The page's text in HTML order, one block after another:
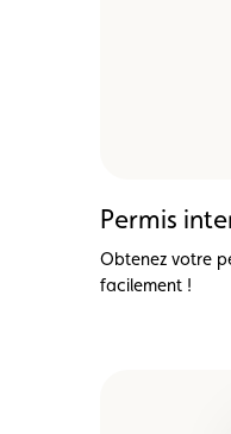
Permis
Obtenez votre
facilement !